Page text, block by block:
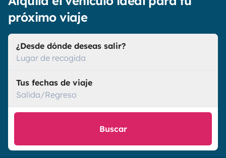
próximo viaje
¿Desde dónde deseas salir?
Lugar de recogida
Tus fechas de viaje
Salida/Regreso
Buscar